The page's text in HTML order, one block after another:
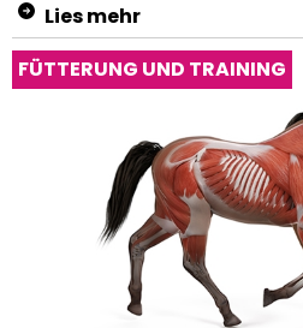
Lies mehr
FÜTTERUNG UND TRAINING